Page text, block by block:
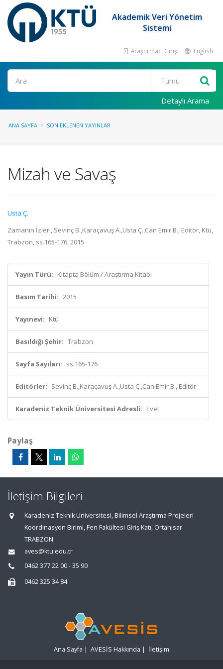
Akademik Veri Yönetim
Sistemi
Araştırmacı Girişi English
Ara
Detaylı Arama
ANA SAYFA SON EKLENEN YAYINLAR
Mizah ve Savaş
Usta Ç.
Zamanın İzleri, Sevinç B.,Karaçavuş A.,Usta Ç.,Can Emir B., Editör, Ktü,
Trabzon, ss.165-176, 2015
Yayın Türü: Kitapta Bölüm / Araştırma Kitabı
Basım Tarihi: 2015
Yayınevi: Ktü
Basıldığı Şehir: Trabzon
Sayfa Sayıları: ss.165-176
Editörler: Sevinç B.,Karaçavuş A.,Usta Ç.,Can Emir B., Editör
Karadeniz Teknik Üniversitesi Adresli: Evet
Paylaş
İletişim Bilgileri
Karadeniz Teknik Üniversitesi, Bilimsel Araştırma Projeleri
Koordinasyon Birimi, Fen Fakültesi Giriş Katı, Ortahisar
TRABZON
aves@ktu.edu.tr
0462 377 22 00 - 35 90
0462 325 34 84
Ana Sayfa | AVESİS Hakkında | İletişim